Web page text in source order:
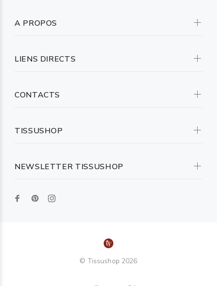
NEWSLETTER TISSUSHOP
A PROPOS
LIENS DIRECTS
CONTACTS
TISSUSHOP
© Tissushop 2026